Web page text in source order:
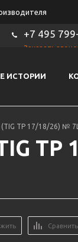
+7 495
Заказать
ИСТОРИИ
TP 17/18/26) №
Сравнить